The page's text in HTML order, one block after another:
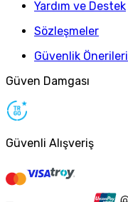
Yardım ve Destek
Sözleşmeler
Güvenlik Önerileri
Güven Damgası
Güvenli Alışveriş